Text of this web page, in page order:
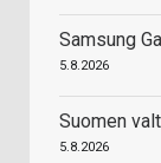
Samsung
5.8.2026
Suomen
5.8.2026